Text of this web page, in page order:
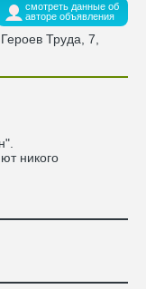
смотреть данные об
авторе объявления
Труда, 7
никого